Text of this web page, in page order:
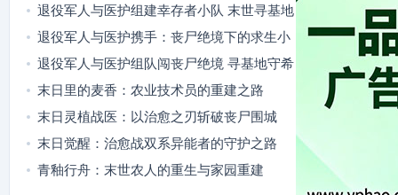
隐秘据点
退役军人与医护组建幸存者小队 末世寻基地
燃爽又暖心
退役军人与医护携手：丧尸绝境下的求生小
队
退役军人与医护组队闯丧尸绝境 寻基地守希
望
末日里的麦香：农业技术员的重建之路
末日灵植战医：以治愈之刃斩破丧尸围城
末日觉醒：治愈战双系异能者的守护之路
青釉行舟：末世农人的重生与家园重建